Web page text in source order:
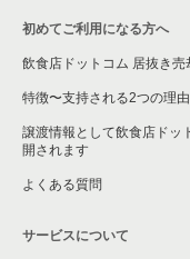
大阪市城東区の飲食
大阪市旭区の飲食店
和泉市の飲食店の居
池田市の飲食店の居
初めてご利用になる方へ
飲食店ドットコム 居抜き売
特徴〜支持される2つの理由
譲渡情報として飲食店ドッ
開されます
よくある質問
サービスについて